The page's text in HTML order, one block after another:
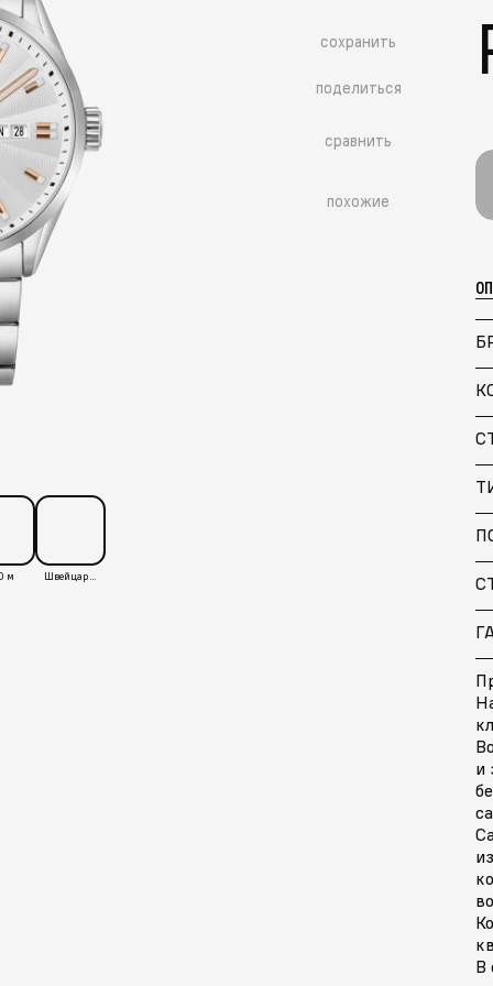
м
сохранить
поделиться
сравнить
похожие
и
В